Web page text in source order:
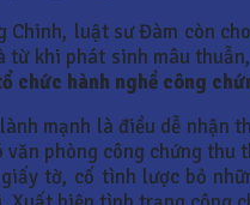
Chinh, luật sư Đàm còn
từ khi phát sinh mâu
chức hành nghề công
mạnh là điều dễ nhận
phòng công chứng
tờ, cố tình lược bỏ